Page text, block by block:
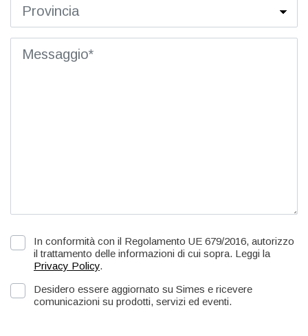
In conformità con il Regolamento UE 679/2016, autorizzo
il trattamento delle informazioni di cui sopra. Leggi la
Privacy Policy.
Desidero essere aggiornato su Simes e ricevere
comunicazioni su prodotti, servizi ed eventi.